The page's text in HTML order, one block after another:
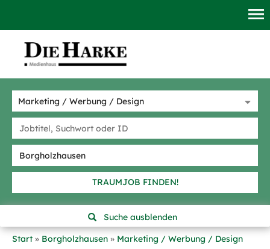
TRAUMJOB FINDEN!
Suche ausblenden
Start
Borgholzhausen
Marketing / Werbung / Design